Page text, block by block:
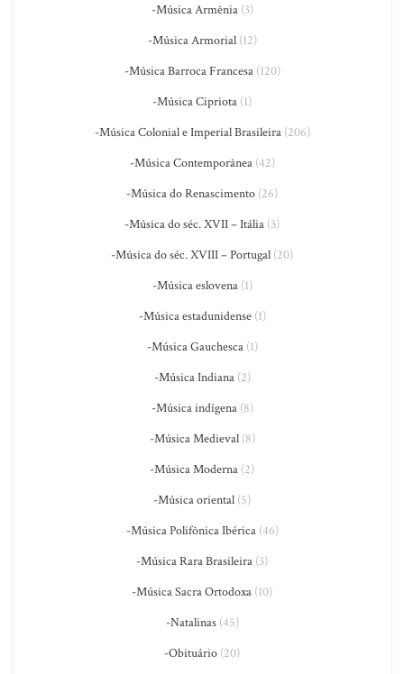
-Música Armênia(3)
-Música Armorial(12)
-Música Barroca Francesa(120)
-Música Cipriota (1)
-Música Colonial e Imperial Brasileira(206)
-Música Contemporânea(42)
-Música do Renascimento (26)
-Música do séc. XVII – Itália (3)
-Música do séc. XVIII – Portugal (20)
-Música eslovena(1)
-Música estadunidense(1)
-Música Gauchesca(1)
-Música Indiana(2)
-Música indígena(8)
-Música Medieval(8)
-Música Moderna (2)
-Música oriental (5)
-Música Polifônica Ibérica(46)
-Música Rara Brasileira (3)
-Música Sacra Ortodoxa (10)
-Natalinas(45)
-Obituário (20)